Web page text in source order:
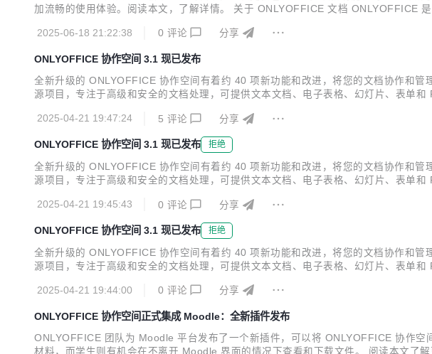
加流畅的使用体验。阅读本文，了解详情。 关于 ONLYOFFICE 文档 ONLYOFFICE
2025-06-18 21:22:38
0 评论 分享
ONLYOFFICE 协作空间 3.1 现已发布
全新升级的 ONLYOFFICE 协作空间有着约 40 项新功能和改进，将您的文档协作和
源项目，专注于高级和安全的文档处理，可提供文本文档、电子表格、幻灯片、表单
畅协作。该平...
2025-04-21 19:47:24 5 评论 分享
ONLYOFFICE 协作空间 3.1 现已发布 拒绝
全新升级的 ONLYOFFICE 协作空间有着约 40 项新功能和改进，将您的文档协作和
源项目，专注于高级和安全的文档处理，可提供文本文档、电子表格、幻灯片、表单
畅协作。该平...
2025-04-21 19:45:43 0 评论 分享
ONLYOFFICE 协作空间 3.1 现已发布 拒绝
全新升级的 ONLYOFFICE 协作空间有着约 40 项新功能和改进，将您的文档协作和
源项目，专注于高级和安全的文档处理，可提供文本文档、电子表格、幻灯片、表单
畅协作。该平...
2025-04-21 19:44:00 0 评论 分享
ONLYOFFICE 协作空间正式集成 Moodle：全新插件发布
ONLYOFFICE 团队为 Moodle 平台发布了一个新插件，可以将 ONLYOFFICE 协作
材料，而学生则有机会在不离开 Moodle 界面的情况下查看和下载文件。 阅读本文了